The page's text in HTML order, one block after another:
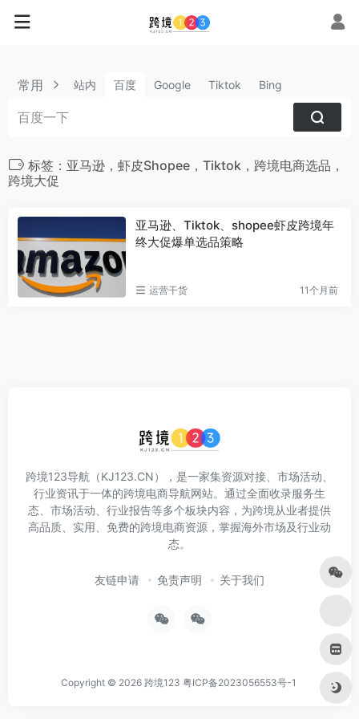
常用 站内 百度 Google Tiktok Bing
标签：亚马逊，虾皮Shopee，Tiktok，跨境电商选品，
跨境大促
亚马逊、Tiktok、shopee虾皮跨境年
终大促爆单选品策略
运营干货 11个月前
跨境123导航（KJ123.CN），是一家集资源对接、市场活动、
行业资讯于一体的跨境电商导航网站。通过全面收录服务生
态、市场活动、行业报告等多个板块内容，为跨境从业者提供
高品质、实用、免费的跨境电商资源，掌握海外市场及行业动
态。
友链申请 免责声明 关于我们
Copyright © 2026 跨境123 粤ICP备2023056553号-1